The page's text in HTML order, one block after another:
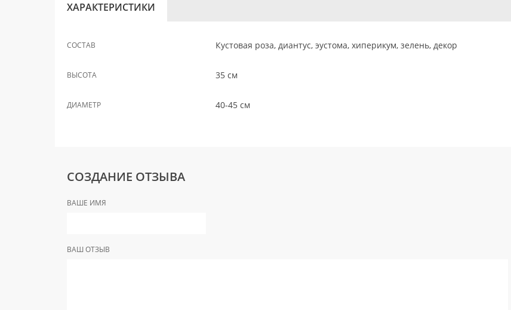
ХАРАКТЕРИСТИКИ
СОСТАВ Кустовая роза, диантус, эустома, хиперикум, зелень, декор
ВЫСОТА 35 см
ДИАМЕТР 40-45 см
СОЗДАНИЕ ОТЗЫВА
ВАШЕ ИМЯ
ВАШ ОТЗЫВ